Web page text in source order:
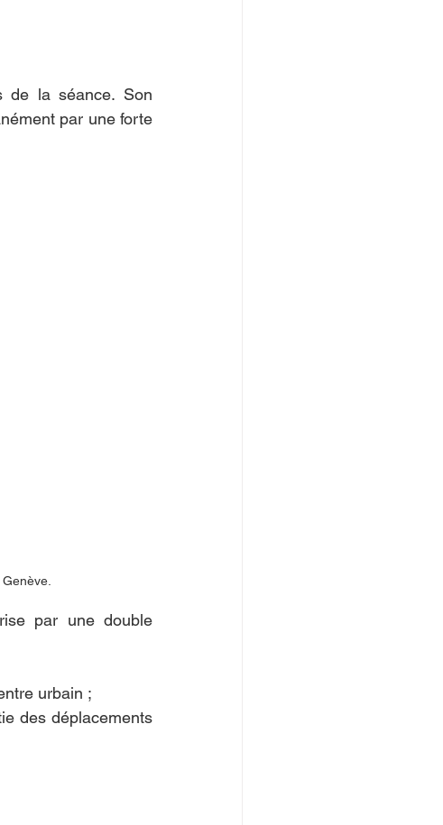
de la séance. Son
par une forte
par une double
urbain ;
des déplacements